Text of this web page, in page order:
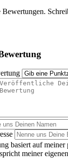
basiert auf meiner
meiner